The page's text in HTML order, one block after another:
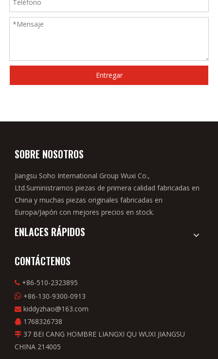
Entregar
SOBRE NOSOTROS
Jiangsu Soho International Group Wuxi Co.,
Ltd.Suministramos piezas de primera calidad fabricadas en
China y muchas piezas originales fabricadas en
Europa/Japón con mejores precios en stock.
ENLACES RÁPIDOS
CONTÁCTENOS
 +86-510-2323895
 +86-130-9300-0913
 kiddyzhao@163.com
 1768326738
 37 BEI CANG HOMBRE LIANGXI QU WUXI JIANGSU
CHINA 214005